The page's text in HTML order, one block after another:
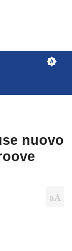
nuovo